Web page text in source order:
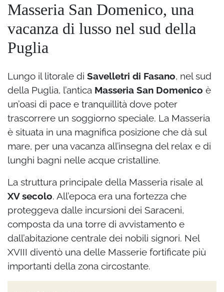
Masseria San Domenico, una
vacanza di lusso nel sud della
Puglia
Lungo il litorale di Savelletri di Fasano, nel sud
della Puglia, l’antica Masseria San Domenico è
un’oasi di pace e tranquillità dove poter
trascorrere un soggiorno speciale. La Masseria
è situata in una magnifica posizione che dà sul
mare, per una vacanza all’insegna del relax e di
lunghi bagni nelle acque cristalline.
La struttura principale della Masseria risale al
XV secolo. All’epoca era una fortezza che
proteggeva dalle incursioni dei Saraceni,
composta da una torre di avvistamento e
dall’abitazione centrale dei nobili signori. Nel
XVIII diventò una delle Masserie fortificate più
importanti della zona circostante.